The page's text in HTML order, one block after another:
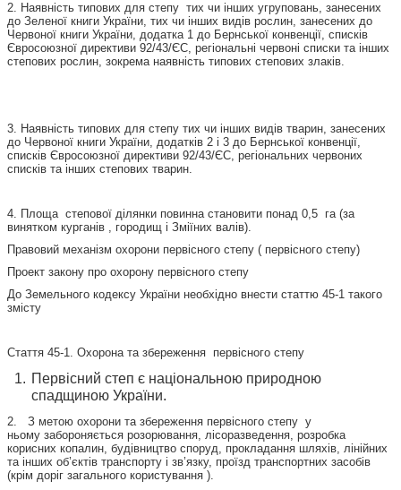
2. Наявність типових для степу тих чи інших угруповань, занесених
до Зеленої книги України, тих чи інших видів рослин, занесених до
Червоної книги України, додатка 1 до Бернської конвенції, списків
Євросоюзної директиви 92/43/ЄС, регіональні червоні списки та інших
степових рослин, зокрема наявність типових степових злаків.
3. Наявність типових для степу тих чи інших видів тварин, занесених
до Червоної книги України, додатків 2 і 3 до Бернської конвенції,
списків Євросоюзної директиви 92/43/ЄС, регіональних червоних
списків та інших степових тварин.
4. Площа степової ділянки повинна становити понад 0,5 га (за
винятком курганів , городищ і Зміїних валів).
Правовий механізм охорони первісного степу ( первісного степу)
Проект закону про охорону первісного степу
До Земельного кодексу України необхідно внести статтю 45-1 такого
змісту
Стаття 45-1. Охорона та збереження первісного степу
Первісний степ є національною природною
спадщиною України.
2. З метою охорони та збереження первісного степу у
ньому забороняється розорювання, лісоразведення, розробка
корисних копалин, будівництво споруд, прокладання шляхів, лінійних
та інших об’єктів транспорту і зв’язку, проїзд транспортних засобів
(крім доріг загального користування ).